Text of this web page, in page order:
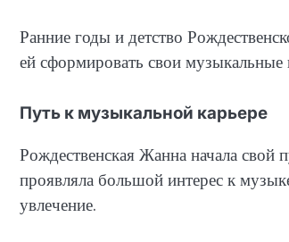
Ранние годы и детство
ей сформировать свои музыкальные
Путь к музыкальной карьере
Рождественская Жанна начала свой
проявляла большой интерес к
увлечение.